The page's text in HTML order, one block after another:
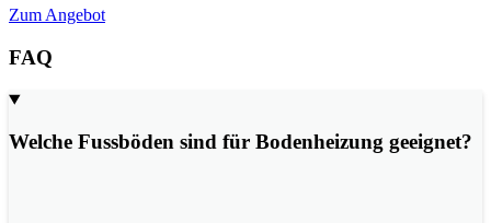
Zum Angebot
FAQ
Welche Fussböden sind für Bodenheizung geeignet?